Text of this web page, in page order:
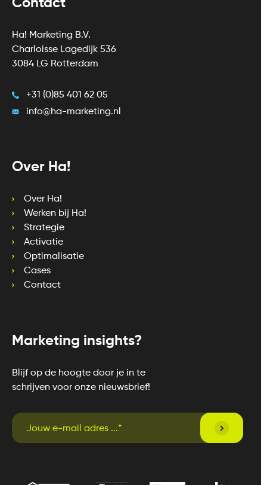
Over Ha!
Over Ha!
Werken bij Ha!
Strategie
Activatie
Optimalisatie
Cases
Contact
Marketing insights?
Blijf op de hoogte door je in te
schrijven voor onze nieuwsbrief!
Contact
Ha! Marketing B.V.
Charloisse Lagedijk 536
3084 LG Rotterdam
+31 (0)85 401 62 05
info@ha-marketing.nl